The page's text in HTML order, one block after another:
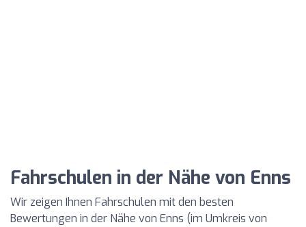
Fahrschulen in der Nähe von Enns
Wir zeigen Ihnen Fahrschulen mit den besten
Bewertungen in der Nähe von Enns (im Umkreis von